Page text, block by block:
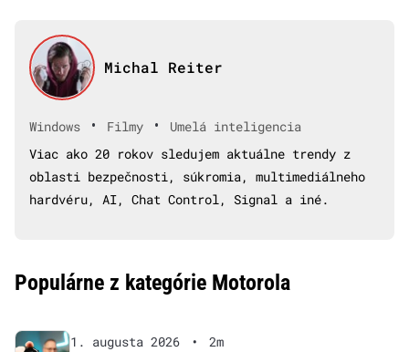
Michal Reiter
Windows • Filmy •
Umelá inteligencia
Viac ako 20 rokov sledujem aktuálne trendy z
oblasti bezpečnosti, súkromia, multimediálneho
hardvéru, AI, Chat Control, Signal a iné.
Populárne z kategórie Motorola
1. augusta 2026 •
2m